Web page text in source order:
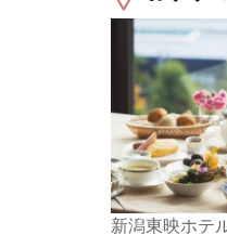
新潟東映ホテ